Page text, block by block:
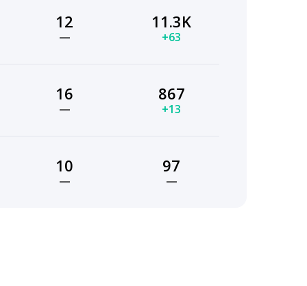
12
—
11.3K
+63
16
—
867
+13
10
—
97
—